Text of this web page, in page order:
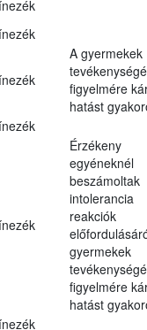
A gyermekek
figyelmére
hatást
Érzékeny
egyéneknél
beszámoltak
intolerancia
reakciók
gyermekek
figyelmére
hatást